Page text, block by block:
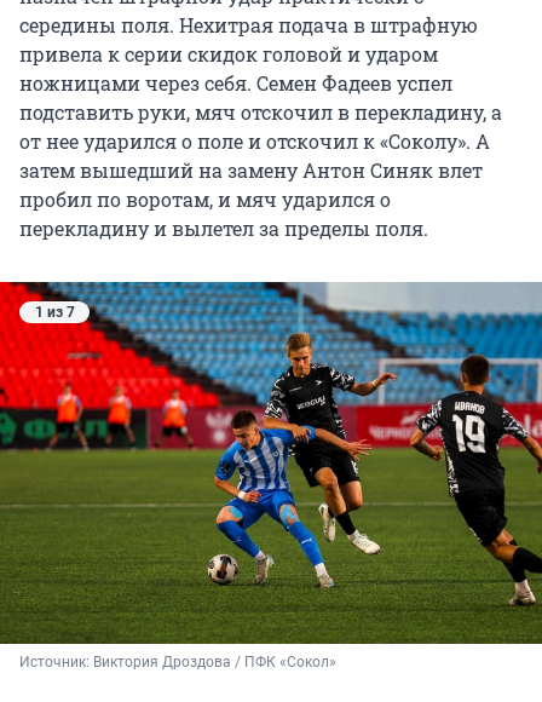
середины поля. Нехитрая подача в штрафную
привела к серии скидок головой и ударом
ножницами через себя. Семен Фадеев успел
подставить руки, мяч отскочил в перекладину, а
от нее ударился о поле и отскочил к «Соколу». А
затем вышедший на замену Антон Синяк влет
пробил по воротам, и мяч ударился о
перекладину и вылетел за пределы поля.
1 из 7
Источник: Виктория Дроздова / ПФК «Сокол»